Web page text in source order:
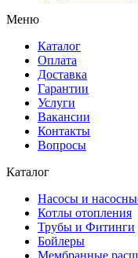
Меню
Каталог
Оплата
Доставка
Гарантии
Услуги
Вакансии
Контакты
Вопросы
Каталог
Насосы и
Котлы отопления
Трубы и Фитинги
Бойлеры
Мембранные